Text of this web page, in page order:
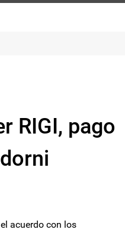
RIGI, pago
acuerdo con los